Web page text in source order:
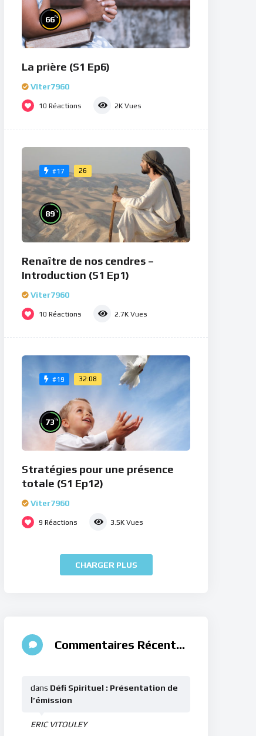
66%
La prière (S1 Ep6)
Viter7960
10 Réactions 2K Vues
#17 26
89%
Renaître de nos cendres –
Introduction (S1 Ep1)
Viter7960
10 Réactions 2.7K Vues
#19 32:08
73%
Stratégies pour une présence
totale (S1 Ep12)
Viter7960
9 Réactions 3.5K Vues
CHARGER PLUS
Commentaires Récents
ERIC VITOULEY
dans Défi Spirituel : Présentation de
l’émission